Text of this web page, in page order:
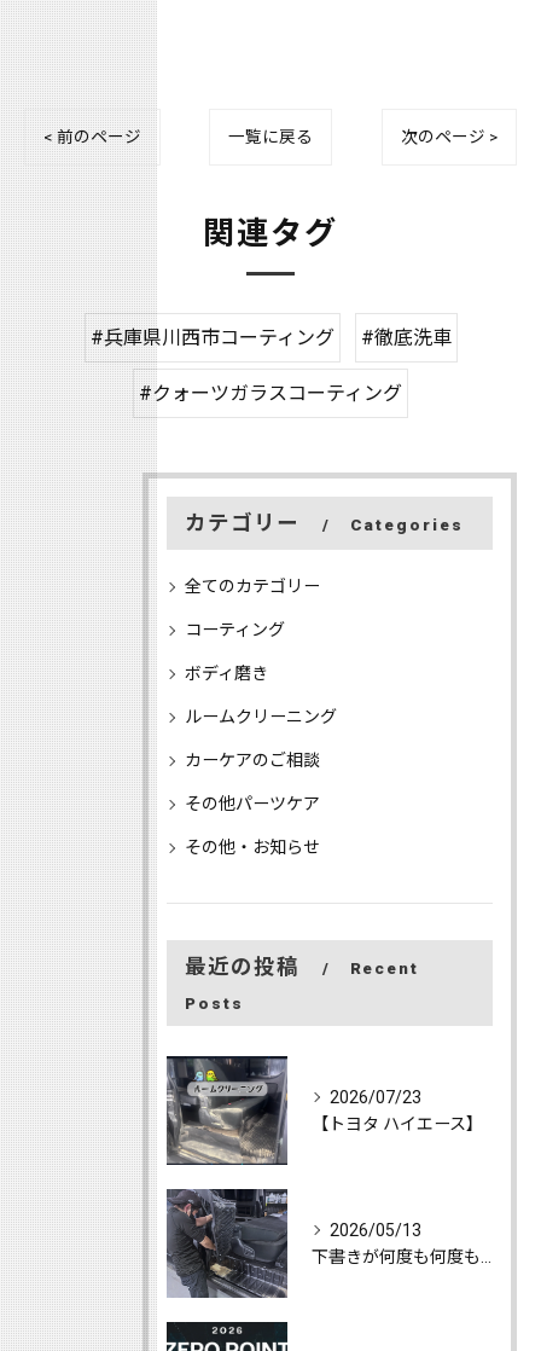
< 前のページ 一覧に戻る 次のページ >
関連タグ
#兵庫県川西市コーティング #徹底洗車
#クォーツガラスコーティング
カテゴリー Categories
全てのカテゴリー
コーティング
ボディ磨き
ルームクリーニング
カーケアのご相談
その他パーツケア
その他・お知らせ
最近の投稿
Recent
Posts
2026/07/23
【トヨタ ハイエース】
2026/05/13
下書きが何度も何度も消えて、心が折れて随分と更新をしてなかっ...